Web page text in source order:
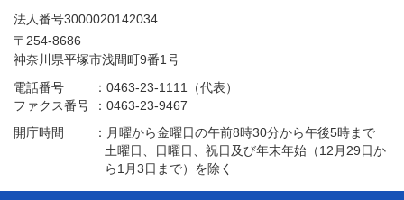
法人番号3000020142034
〒254-8686
神奈川県平塚市浅間町9番1号
電話番号
：0463-23-1111（代表）
ファクス番号
：0463-23-9467
開庁時間
： 月曜から金曜日の午前8時30分から午後5時まで
土曜日、日曜日、祝日及び年末年始（12月29日か
ら1月3日まで）を除く